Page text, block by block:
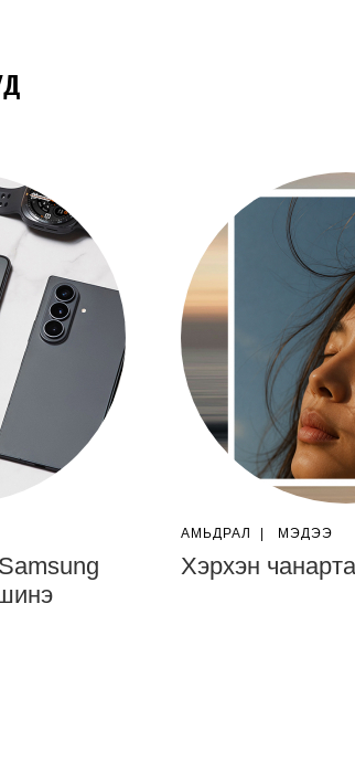
АМЬДРАЛ МЭДЭЭ
Хэрхэн